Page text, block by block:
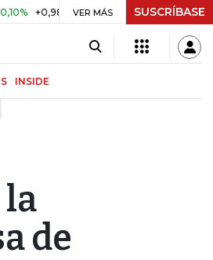
UVR $ 416,86 +$ 0,05 +0,01%
VER MÁS SUSCRÍBASE
INSIDE
la
de